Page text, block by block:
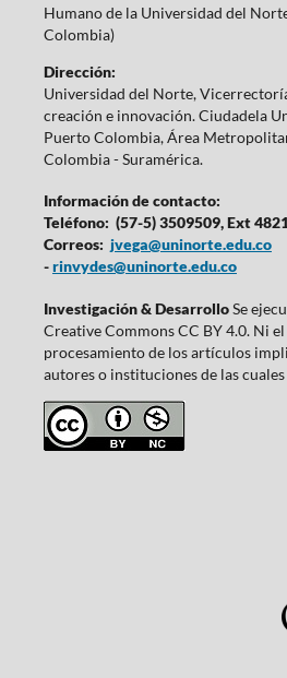
Humano de la Universidad del
Colombia)
Dirección:
Universidad del Norte,
creación e innovación. Ciudadela
Puerto Colombia, Área
Colombia - Suramérica.
Información de contacto:
Teléfono: (57-5) 3509509, Ext
Correos: jvega@uninorte.edu.co
-rinvydes@uninorte.edu.co
Investigación & DesarrolloSe
Creative Commons CC BY 4.0. Ni
procesamiento de los artículos
autores o instituciones de las